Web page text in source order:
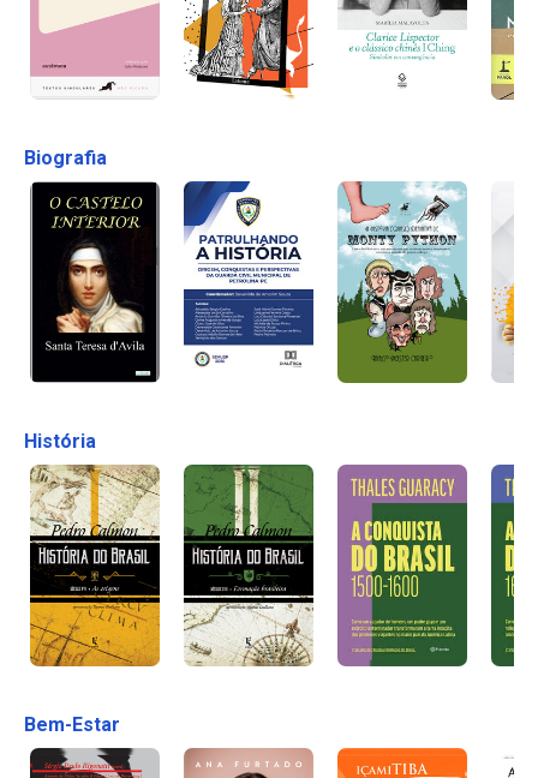
Biografia
História
Bem-Estar